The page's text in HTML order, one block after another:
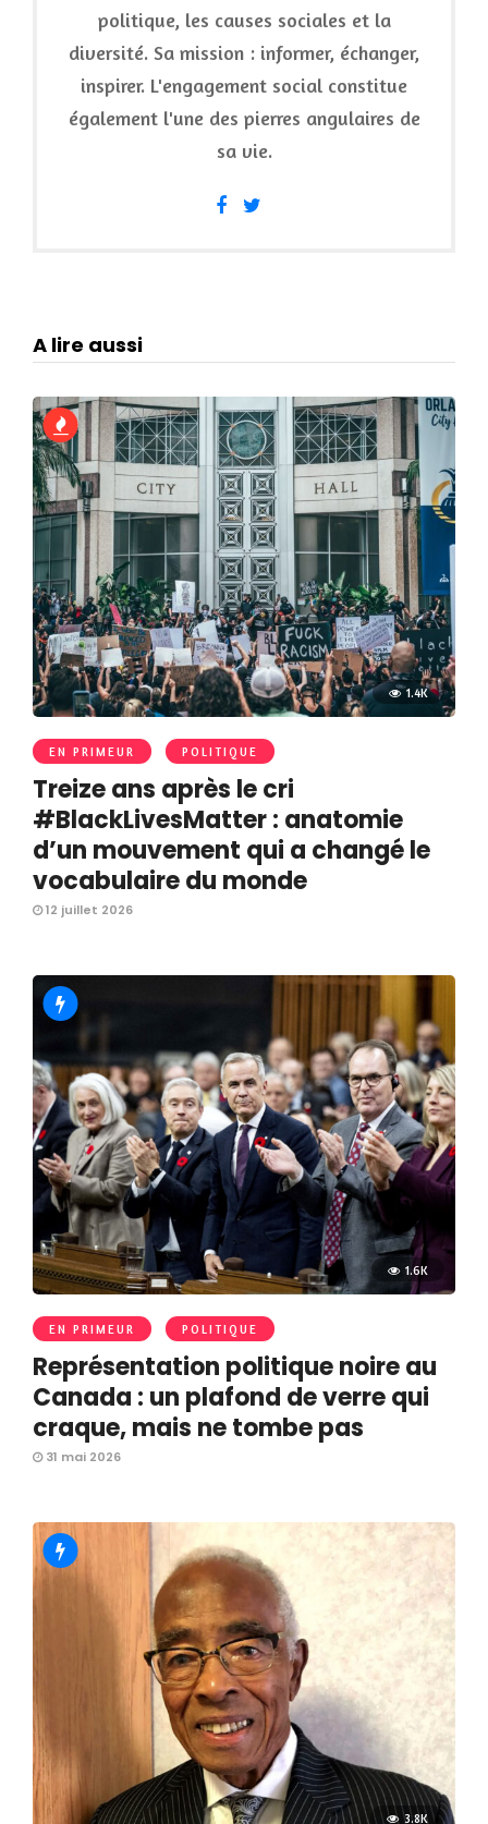
politique, les causes sociales et la
diversité. Sa mission : informer, échanger,
inspirer. L'engagement social constitue
également l'une des pierres angulaires de
sa vie.
A lire aussi
1.4K
EN PRIMEUR POLITIQUE
Treize ans après le cri
#BlackLivesMatter : anatomie
d’un mouvement qui a changé le
vocabulaire du monde
12 juillet 2026
1.6K
EN PRIMEUR POLITIQUE
Représentation politique noire au
Canada : un plafond de verre qui
craque, mais ne tombe pas
31 mai 2026
3.8K